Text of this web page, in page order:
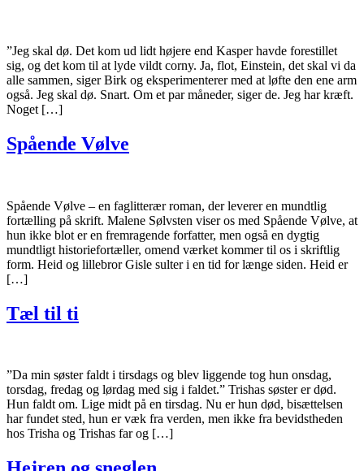
”Jeg skal dø. Det kom ud lidt højere end Kasper havde forestillet
sig, og det kom til at lyde vildt corny. Ja, flot, Einstein, det skal vi da
alle sammen, siger Birk og eksperimenterer med at løfte den ene arm
også. Jeg skal dø. Snart. Om et par måneder, siger de. Jeg har kræft.
Noget […]
Spående Vølve
Spående Vølve – en faglitterær roman, der leverer en mundtlig
fortælling på skrift. Malene Sølvsten viser os med Spående Vølve, at
hun ikke blot er en fremragende forfatter, men også en dygtig
mundtligt historiefortæller, omend værket kommer til os i skriftlig
form. Heid og lillebror Gisle sulter i en tid for længe siden. Heid er
[…]
Tæl til ti
”Da min søster faldt i tirsdags og blev liggende tog hun onsdag,
torsdag, fredag og lørdag med sig i faldet.” Trishas søster er død.
Hun faldt om. Lige midt på en tirsdag. Nu er hun død, bisættelsen
har fundet sted, hun er væk fra verden, men ikke fra bevidstheden
hos Trisha og Trishas far og […]